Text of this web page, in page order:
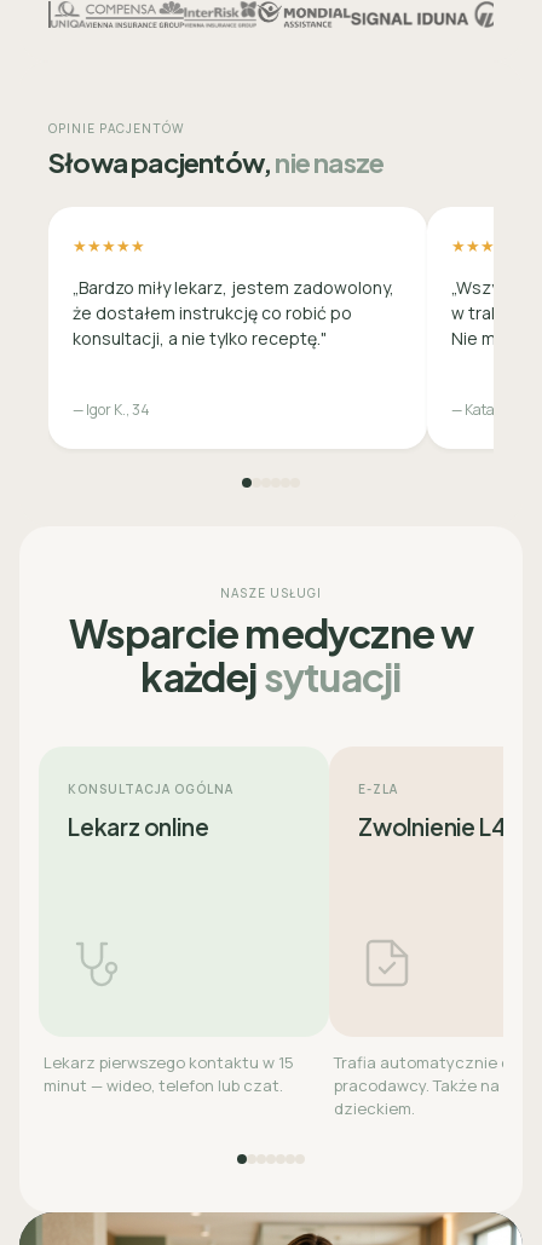
OPINIE PACJENTÓW
Słowa pacjentów,nie nasze
★★★★★
„Bardzo miły lekarz, jestem zadowolony,
że dostałem instrukcję co robić po
konsultacji, a nie tylko receptę."
— Igor K., 34
★★★★★
w trakcie
Nie
— Katarzyna
NASZE USŁUGI
Wsparcie medyczne w
każdejsytuacji
KONSULTACJA OGÓLNA
Lekarz online
Lekarz pierwszego kontaktu w 15
minut — wideo, telefon lub czat.
E-ZLA
Zwolnienie L4
Trafia automatycznie do
pracodawcy. Także na
dzieckiem.